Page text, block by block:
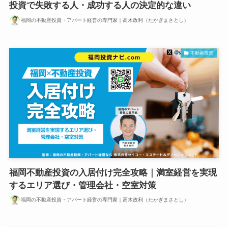
投資で失敗する人・成功する人の決定的な違い
福岡の不動産投資・アパート経営の専門家｜高木政利（たかぎまさとし）
不動産投資
福岡不動産投資の入居付け完全攻略｜満室経営を実現
するエリア選び・管理会社・空室対策
福岡の不動産投資・アパート経営の専門家｜高木政利（たかぎまさとし）